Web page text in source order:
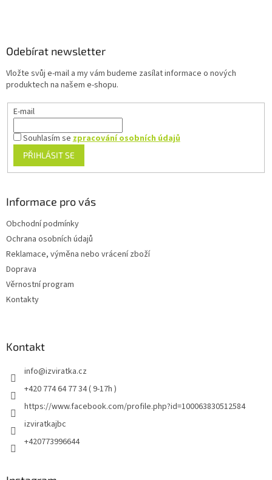
Odebírat newsletter
Vložte svůj e-mail a my vám budeme zasílat informace o nových
produktech na našem e-shopu.
E-mail
Souhlasím se zpracování osobních údajů
PŘIHLÁSIT SE
Informace pro vás
Obchodní podmínky
Ochrana osobních údajů
Reklamace, výměna nebo vrácení zboží
Doprava
Věrnostní program
Kontakty
Kontakt
info@izviratka.cz
+420 774 64 77 34 ( 9-17h )
https://www.facebook.com/profile.php?id=100063830512584
izviratkajbc
+420773996644